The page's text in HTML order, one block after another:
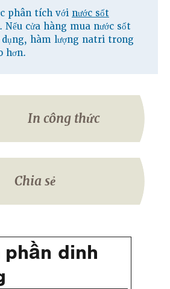
phân tích với nước sốt
. Nếu cửa hàng mua nước sốt
dụng, hàm lượng natri trong
hơn.
In công thức
Chia sẻ
phần dinh